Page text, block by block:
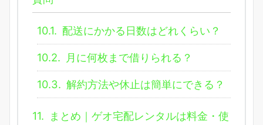
10.1. 配送にかかる日数はどれくらい？
10.2. 月に何枚まで借りられる？
10.3. 解約方法や休止は簡単にできる？
11.
まとめ｜ゲオ宅配レンタルは料金・使